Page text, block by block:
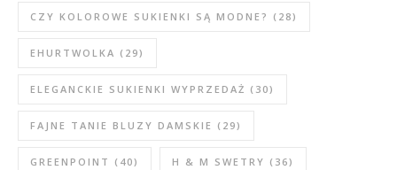
CZY KOLOROWE SUKIENKI SĄ MODNE? (28)
EHURTWOLKA (29)
ELEGANCKIE SUKIENKI WYPRZEDAŻ (30)
FAJNE TANIE BLUZY DAMSKIE (29)
GREENPOINT (40) H & M SWETRY (36)